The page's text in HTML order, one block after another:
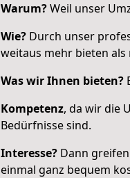
Warum?Weil unser
Wie? Durch unser
weitaus mehr bieten
Was wir Ihnen bieten?
Kompetenz, da wir die
Bedürfnisse sind.
Interesse? Dann
einmal ganz bequem